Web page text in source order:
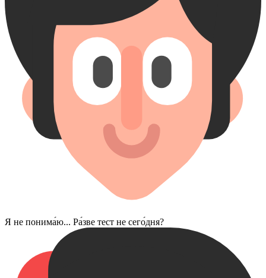
Я не понима́ю... Ра́зве тест не сего́дня?